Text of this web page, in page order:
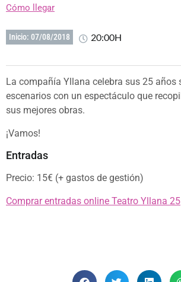
Cómo llegar
Inicio: 07/08/2018 20:00H
La compañía Yllana celebra sus 25 años
escenarios con un espectáculo que
sus mejores obras.
¡Vamos!
Entradas
Precio: 15€ (+ gastos de gestión)
Comprar entradas online Teatro Yllana 25